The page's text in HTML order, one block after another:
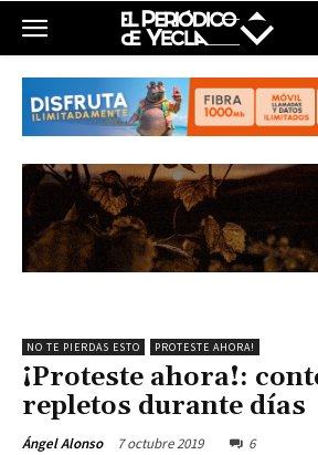
NO TE PIERDAS ESTO PROTESTE AHORA!
¡Proteste ahora!:
repletos durante días
Ángel Alonso 7 octubre 2019 6